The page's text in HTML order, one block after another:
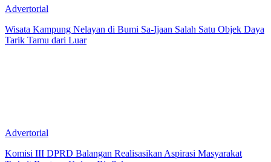
Advertorial
Wisata Kampung Nelayan di Bumi Sa-Ijaan Salah Satu Objek Daya
Tarik Tamu dari Luar
Advertorial
Komisi III DPRD Balangan Realisasikan Aspirasi Masyarakat